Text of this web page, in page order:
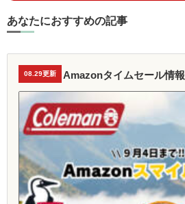
あなたにおすすめの記事
08.29更新 Amazonタイムセール情報